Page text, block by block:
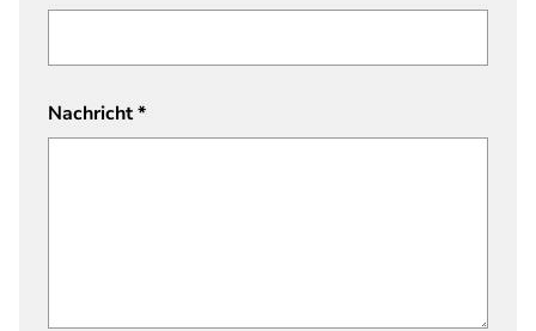
Nachricht*